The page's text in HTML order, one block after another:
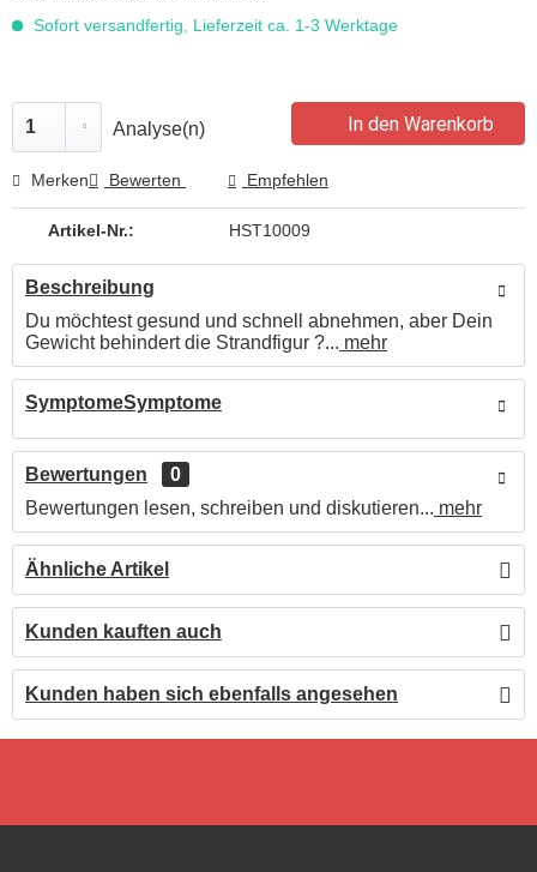
Sofort versandfertig, Lieferzeit ca. 1-3 Werktage
Analyse(n) In den Warenkorb
Merken Bewerten Empfehlen
Artikel-Nr.: HST10009
Beschreibung
Du möchtest gesund und schnell abnehmen, aber Dein
Gewicht behindert die Strandfigur ?... mehr
SymptomeSymptome
Bewertungen
0
Bewertungen lesen, schreiben und diskutieren... mehr
Ähnliche Artikel
Kunden kauften auch
Kunden haben sich ebenfalls angesehen